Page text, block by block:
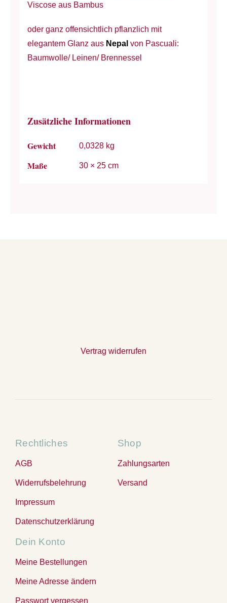
Viscose aus Bambus
oder ganz offensichtlich pflanzlich mit
elegantem Glanz aus Nepal von Pascuali:
Baumwolle/ Leinen/ Brennessel
Zusätzliche Informationen
Gewicht 0,0328 kg
Maße 30 × 25 cm
Vertrag widerrufen
Rechtliches
AGB
Widerrufsbelehrung
Impressum
Datenschutzerklärung
Shop
Zahlungsarten
Versand
Dein Konto
Meine Bestellungen
Meine Adresse ändern
Passwort vergessen